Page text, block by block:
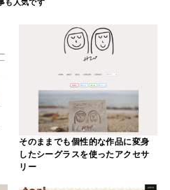
そのままでも個性的な作品に変身
したシーグラスを使ったアクセサ
リー